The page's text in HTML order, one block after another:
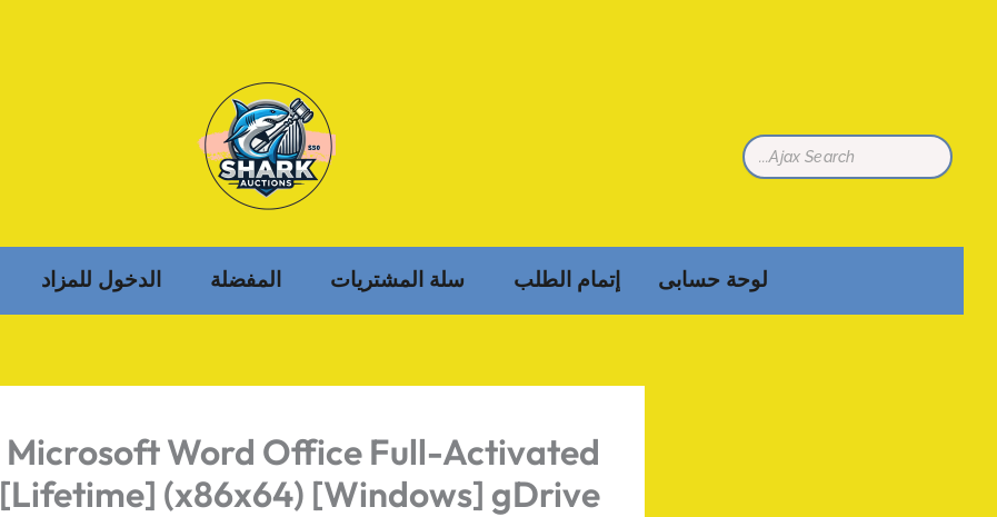
لوحة حسابى إتمام الطلب سلة المشتريات المفضلة الدخول للمزاد
Microsoft Word Office Full-Activated
[Lifetime] (x86x64) [Windows] gDrive